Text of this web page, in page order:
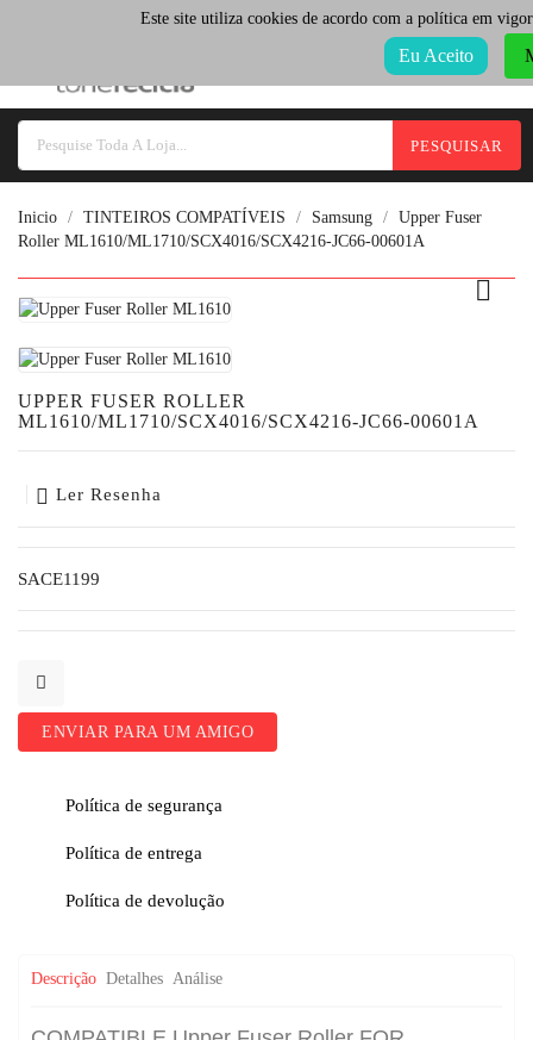
Este site utiliza cookies de acordo com a política em
Eu Aceito
▼
PESQUISAR
Inicio TINTEIROS COMPATÍVEIS Samsung
Upper Fuser
Roller ML1610/ML1710/SCX4016/SCX4216-JC66-00601A

UPPER FUSER ROLLER
ML1610/ML1710/SCX4016/SCX4216-JC66-00601A
Ler Resenha
SACE1199
ENVIAR PARA UM AMIGO
Política de segurança
Política de entrega
Política de devolução
Descrição Detalhes Análise